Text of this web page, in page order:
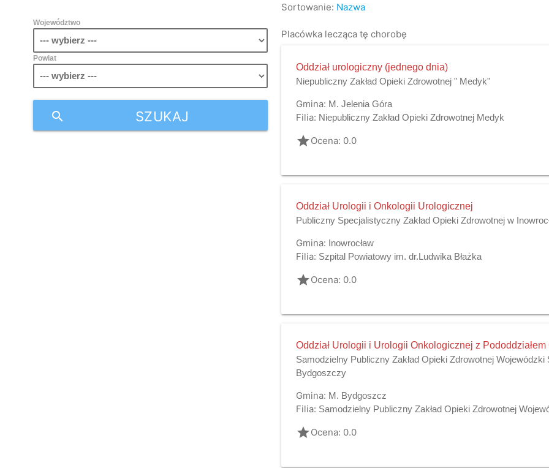
Województwo
Powiat
SZUKAJ
search
Sortowanie: Nazwa
Placówka lecząca tę chorobę
Oddział urologiczny (jednego dnia)
Niepubliczny Zakład Opieki Zdrowotnej " Medyk"
Gmina: M. Jelenia Góra
Filia: Niepubliczny Zakład Opieki Zdrowotnej Medyk
gradeOcena: 0.0
Oddział Urologii i Onkologii Urologicznej
Publiczny Specjalistyczny Zakład Opieki Zdrowotnej w
Gmina: Inowrocław
Filia: Szpital Powiatowy im. dr.Ludwika Błażka
gradeOcena: 0.0
Oddział Urologii i Urologii Onkologicznej z
Samodzielny Publiczny Zakład Opieki Zdrowotnej
Bydgoszczy
Gmina: M. Bydgoszcz
Filia: Samodzielny Publiczny Zakład Opieki Zdrowotnej
gradeOcena: 0.0